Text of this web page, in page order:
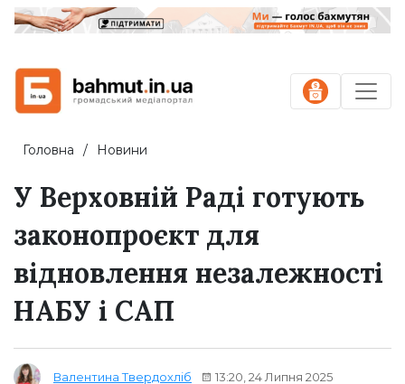
Головна Новини
У Верховній Раді готують
законопроєкт для
відновлення незалежності
НАБУ і САП
Валентина Твердохліб 13:20, 24 Липня 2025